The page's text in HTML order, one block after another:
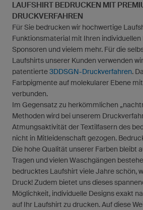
LAUFSHIRT BEDRUCKEN MIT
DRUCKVERFAHREN
Für Sie bedrucken wir hochwertige
Funktionsmaterial mit Ihren individuellen
Sponsoren und vielem mehr. Für die
Laufshirts unserer Kunden verwenden
patentierte3DDSGN-Druckverfahren.
Farbpigmente auf molekularer Ebene
verbunden.
Im Gegensatz zu herkömmlichen
Methoden wird bei unserem
Atmungsaktivität der Textilfasern des
nicht in Mitleidenschaft gezogen.
Die hohe Qualität unserer Farben bleibt
Tragen und vielen Waschgängen
bedrucktes Laufshirt viele Jahre schön,
Druck! Zudem bietet uns dieses
Möglichkeit, individuelle Designs exakt
auf Ihr Laufshirt zu drucken. Auf diese